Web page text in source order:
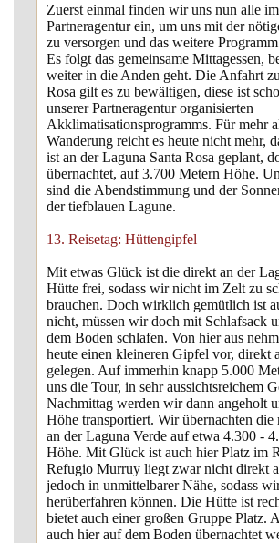
Zuerst einmal finden wir uns nun alle
Partneragentur ein, um uns mit der
zu versorgen und das weitere
Es folgt das gemeinsame Mittagessen,
weiter in die Anden geht. Die Anfahrt
Rosa gilt es zu bewältigen, diese ist
unserer Partneragentur organisierten
Akklimatisationsprogramms. Für mehr
Wanderung reicht es heute nicht mehr,
ist an der Laguna Santa Rosa geplant,
übernachtet, auf 3.700 Metern Höhe.
sind die Abendstimmung und der
der tiefblauen Lagune.
13. Reisetag: Hüttengipfel
Mit etwas Glück ist die direkt an der
Hütte frei, sodass wir nicht im Zelt zu
brauchen. Doch wirklich gemütlich ist
nicht, müssen wir doch mit Schlafsack
dem Boden schlafen. Von hier aus
heute einen kleineren Gipfel vor, direkt
gelegen. Auf immerhin knapp 5.000
uns die Tour, in sehr aussichtsreichem
Nachmittag werden wir dann angeholt
Höhe transportiert. Wir übernachten die
an der Laguna Verde auf etwa 4.300 -
Höhe. Mit Glück ist auch hier Platz im
Refugio Murruy liegt zwar nicht direkt
jedoch in unmittelbarer Nähe, sodass
herüberfahren können. Die Hütte ist
bietet auch einer großen Gruppe Platz.
auch hier auf dem Boden übernachtet